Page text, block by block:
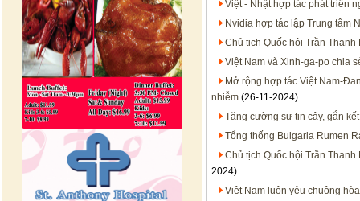
Việt - Nhật hợp tác phát triển
Nvidia hợp tác lập Trung tâm
Chủ tịch Quốc hội Trần
Việt Nam và Xinh-ga-po chia
Mở rộng hợp tác Việt Nam-
nhiễm (26-11-2024)
Tăng cường sự tin cậy, gắn
Tổng thống Bulgaria Rumen
Chủ tịch Quốc hội Trần
2024)
Việt Nam luôn yêu chuộng